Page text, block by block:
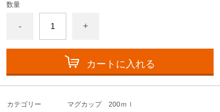
数量
- +
カートに入れる
カテゴリー マグカップ 200ｍｌ